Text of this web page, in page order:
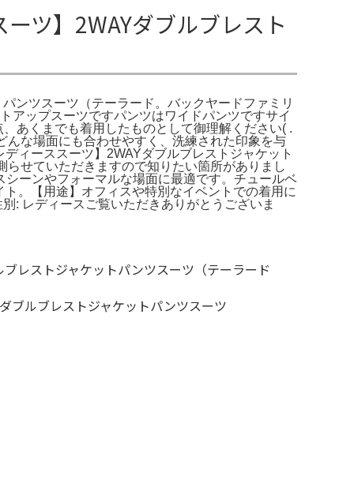
ツ】2WAYダブルブレスト
ンツスーツ（テーラード。バックヤードファミリ
アップスーツですパンツはワイドパンツですサイ
あくまでも着用したものとして御理解ください( .
な場面にも合わせやすく、洗練された印象を与
ーススーツ】2WAYダブルブレストジャケット
せていただきますので知りたい箇所がありまし
ーンやフォーマルな場面に最適です。チュールベ
。【用途】オフィスや特別なイベントでの着用に
: レディースご覧いただきありがとうございま